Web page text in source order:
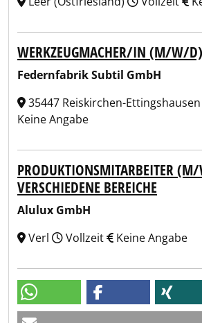
WERKZEUGMACHER/IN (M/W/D)
Federnfabrik Subtil GmbH
35447 Reiskirchen-Ettingshausen
Keine Angabe
PRODUKTIONSMITARBEITER
VERSCHIEDENE BEREICHE
Alulux GmbH
Verl
Vollzeit Keine Angabe